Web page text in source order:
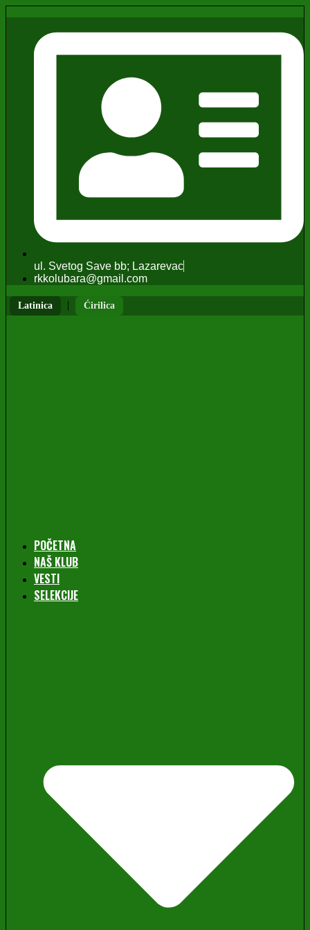
ul. Svetog Save bb; Lazarevac
rkkolubara@gmail.com
Latinica | Ćirilica
POČETNA
NAŠ KLUB
VESTI
SELEKCIJE